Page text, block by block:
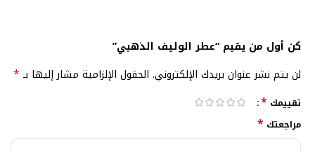
كن أول من يقيم “عطر الوليف الذهبي”
لن يتم نشر عنوان بريدك الإلكتروني. الحقول الإلزامية مشار إليها بـ *
تقييمك *
مراجعتك *